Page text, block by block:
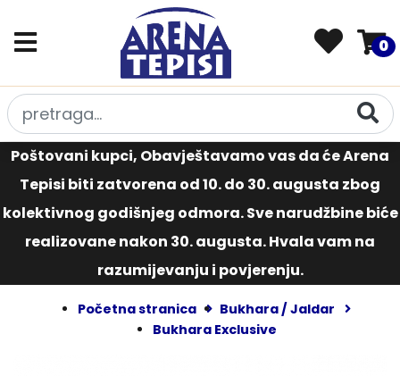
0
Poštovani kupci, Obavještavamo vas da će Arena
Tepisi biti zatvorena od 10. do 30. augusta zbog
kolektivnog godišnjeg odmora. Sve narudžbine biće
realizovane nakon 30. augusta. Hvala vam na
razumijevanju i povjerenju.
Početna stranica
Bukhara / Jaldar
Bukhara Exclusive